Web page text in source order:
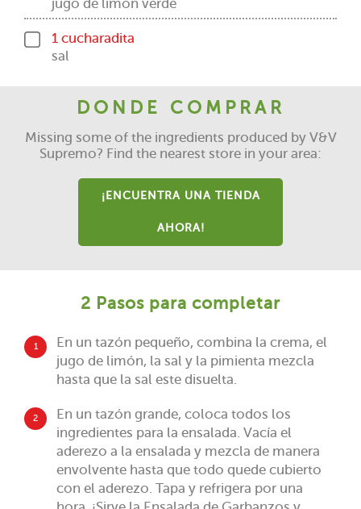
jugo de limón verde
1 cucharadita
sal
DONDE COMPRAR
Missing some of the ingredients produced by V&V
Supremo? Find the nearest store in your area:
¡ENCUENTRA UNA TIENDA
AHORA!
2 Pasos para completar
1
En un tazón pequeño, combina la crema, el
jugo de limón, la sal y la pimienta mezcla
hasta que la sal este disuelta.
2
En un tazón grande, coloca todos los
ingredientes para la ensalada. Vacía el
aderezo a la ensalada y mezcla de manera
envolvente hasta que todo quede cubierto
con el aderezo. Tapa y refrigera por una